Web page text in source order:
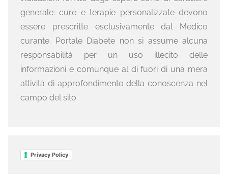
generale: cure e terapie personalizzate devono
essere prescritte esclusivamente dal Medico
curante. Portale Diabete non si assume alcuna
responsabilità per un uso illecito delle
informazioni e comunque al di fuori di una mera
attività di approfondimento della conoscenza nel
campo del sito.
Privacy Policy